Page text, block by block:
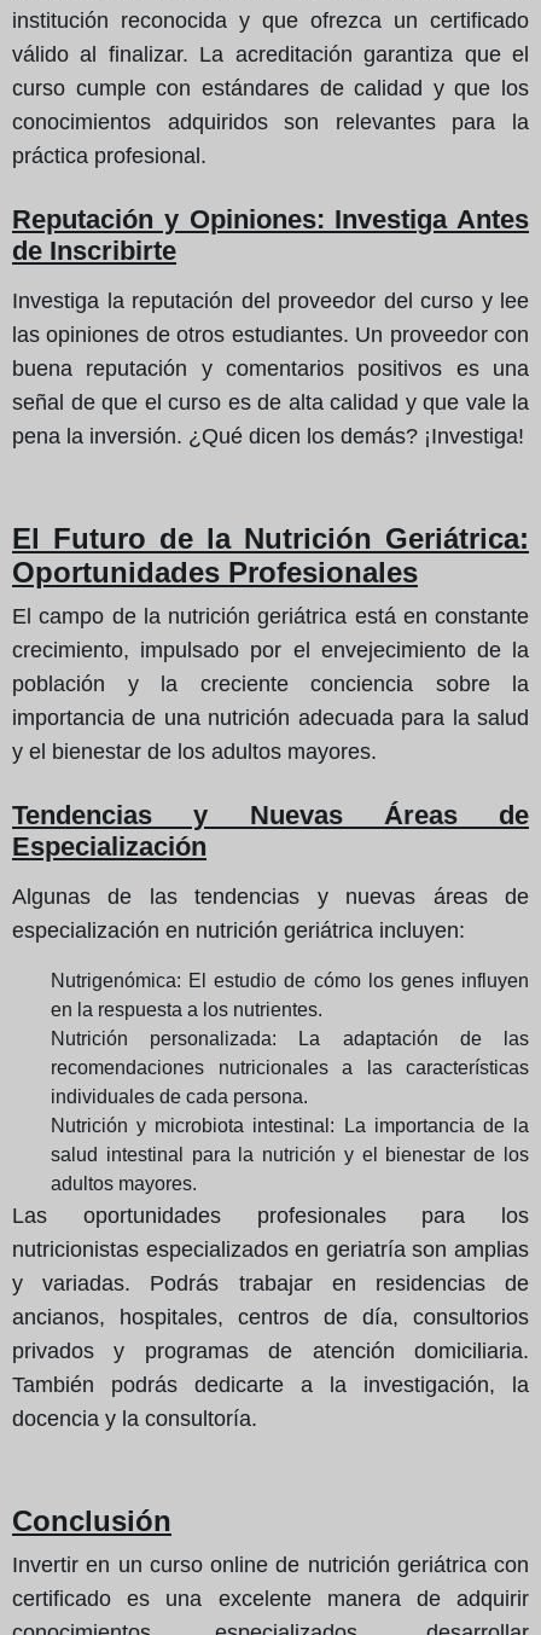
institución reconocida y que ofrezca un certificado
válido al finalizar. La acreditación garantiza que el
curso cumple con estándares de calidad y que los
conocimientos adquiridos son relevantes para la
práctica profesional.
Reputación y Opiniones: Investiga Antes
de Inscribirte
Investiga la reputación del proveedor del curso y lee
las opiniones de otros estudiantes. Un proveedor con
buena reputación y comentarios positivos es una
señal de que el curso es de alta calidad y que vale la
pena la inversión. ¿Qué dicen los demás? ¡Investiga!
El Futuro de la Nutrición Geriátrica:
Oportunidades Profesionales
El campo de la nutrición geriátrica está en constante
crecimiento, impulsado por el envejecimiento de la
población y la creciente conciencia sobre la
importancia de una nutrición adecuada para la salud
y el bienestar de los adultos mayores.
Tendencias y Nuevas Áreas de
Especialización
Algunas de las tendencias y nuevas áreas de
especialización en nutrición geriátrica incluyen:
Nutrigenómica: El estudio de cómo los genes influyen
en la respuesta a los nutrientes.
Nutrición personalizada: La adaptación de las
recomendaciones nutricionales a las características
individuales de cada persona.
Nutrición y microbiota intestinal: La importancia de la
salud intestinal para la nutrición y el bienestar de los
adultos mayores.
Las oportunidades profesionales para los
nutricionistas especializados en geriatría son amplias
y variadas. Podrás trabajar en residencias de
ancianos, hospitales, centros de día, consultorios
privados y programas de atención domiciliaria.
También podrás dedicarte a la investigación, la
docencia y la consultoría.
Conclusión
Invertir en un curso online de nutrición geriátrica con
certificado es una excelente manera de adquirir